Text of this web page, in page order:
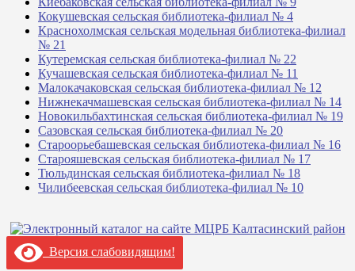
Кокушевская сельская библиотека-филиал № 4
Краснохолмская сельская модельная библиотека-филиал
№ 21
Кутеремская сельская библиотека-филиал № 22
Кучашевская сельская библиотека-филиал № 11
Малокачаковская сельская библиотека-филиал № 12
Нижнекачмашевская сельская библиотека-филиал № 14
Новокильбахтинская сельская библиотека-филиал № 19
Сазовская сельская библиотека-филиал № 20
Староорьебашевская сельская библиотека-филиал № 16
Старояшевская сельская библиотека-филиал № 17
Тюльдинская сельская библиотека-филиал № 18
Чилибеевская сельская библиотека-филиал № 10
Версия слабовидящим!